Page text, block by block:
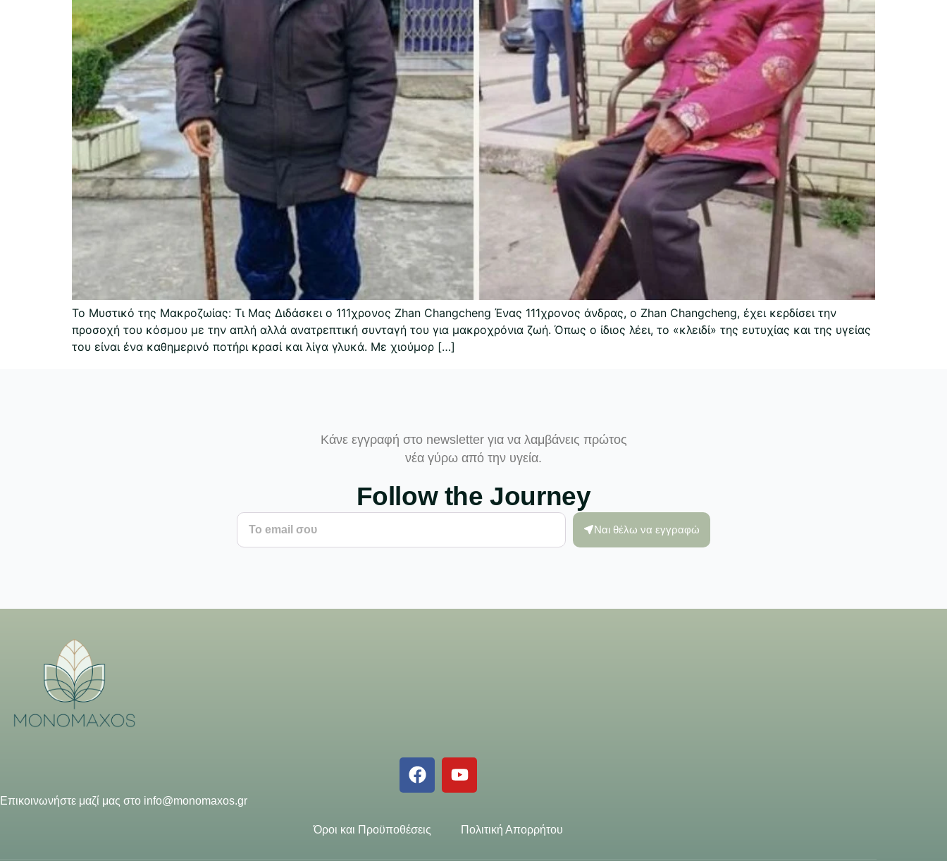
Το Μυστικό της Μακροζωίας: Τι Μας Διδάσκει ο 111χρονος Zhan Changcheng Ένας 111χρονος άνδρας, ο Zhan Changcheng, έχει κερδίσει την
προσοχή του κόσμου με την απλή αλλά ανατρεπτική συνταγή του για μακροχρόνια ζωή. Όπως ο ίδιος λέει, το «κλειδί» της ευτυχίας και της υγείας
του είναι ένα καθημερινό ποτήρι κρασί και λίγα γλυκά. Με χιούμορ […]
Κάνε εγγραφή στο newsletter για να λαμβάνεις πρώτος
νέα γύρω από την υγεία.
Follow the Journey
Ναι θέλω να εγγραφώ
Επικοινωνήστε μαζί μας στο info@monomaxos.gr
Όροι και Προϋποθέσεις Πολιτική Απορρήτου